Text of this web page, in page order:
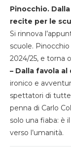
Pinocchio.
recite per le
Si rinnova
scuole.
2024/25, e torna
– Dalla favola
ironico e
spettatori di tutte
penna di Carlo
solo una fiaba: è
verso l’umanità.